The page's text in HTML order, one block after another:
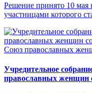
Решение принято 10 мая
участницами которого
Союз православных
Учредительное
православных женщин